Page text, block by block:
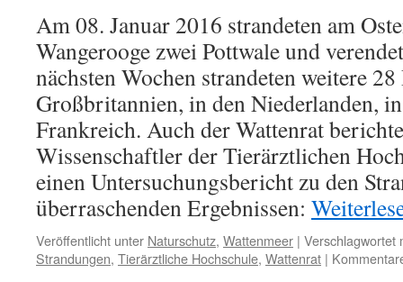
Am 08. Januar 2016 strandeten am
Wangerooge zwei Pottwale und
nächsten Wochen strandeten weitere
Großbritannien, in den Niederlanden,
Frankreich. Auch der Wattenrat
Wissenschaftler der Tierärztlichen
einen Untersuchungsbericht zu den
überraschenden Ergebnissen:
Veröffentlicht unter Naturschutz, Wattenmeer | Verschlagwortet
Strandungen, Tierärztliche Hochschule, Wattenrat |